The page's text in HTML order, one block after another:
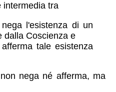
intermedia tra
l'esistenza di un
dalla Coscienza e
tale esistenza
nega né afferma, ma